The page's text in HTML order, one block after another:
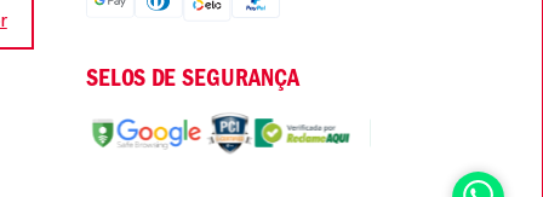
SELOS DE SEGURANÇA